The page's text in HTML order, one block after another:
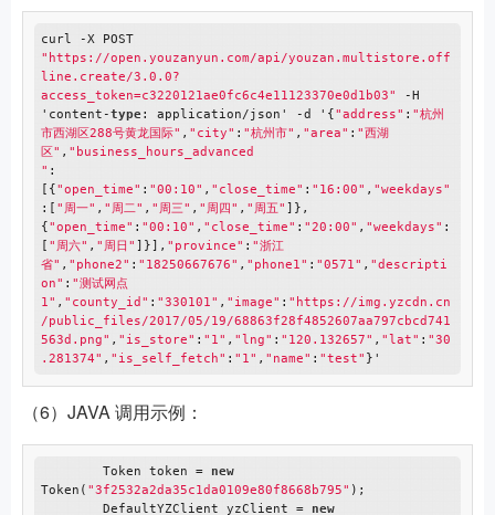
curl -X POST
"https://open.youzanyun.com/api/youzan.multistore.off
line.create/3.0.0?
access_token=c3220121ae0fc6c4e11123370e0d1b03"
-H
'content-type: application/json' -d '{"address" : "杭州
市西湖区288号黄龙国际" , "city" : "杭州市" , "area" : "西湖
区" , "business_hours_advanced
" :
[{"open_time" : "00:10" , "close_time" : "16:00" , "weekdays"
:[ "周一" , "周二" , "周三" , "周四" , "周五" ]},
{"open_time" : "00:10" , "close_time" : "20:00" , "weekdays" :
[ "周六" , "周日" ]}], "province" : "浙江
省" , "phone2" : "18250667676" , "phone1" : "0571" , "descripti
on" : "测试网点
1" , "county_id" : "330101" , "image" : "https://img.yzcdn.cn
/public_files/2017/05/19/68863f28f4852607aa797cbcd741
563d.png" , "is_store" : "1" , "lng" : "120.132657" , "lat" : "30
.281374" , "is_self_fetch" : "1" , "name" : "test"
（6）JAVA 调用示例：
        Token token =
new
Token( "3f2532a2da35c1da0109e80f8668b795" );
        DefaultYZClient yzClient =
new